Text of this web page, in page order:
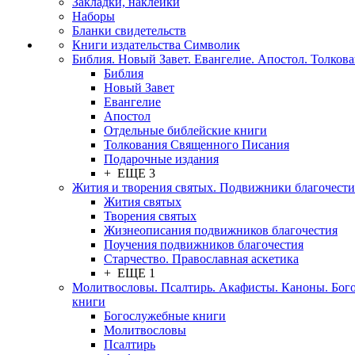
Наборы
Бланки свидетельств
Книги издательства Символик
Библия. Новый Завет. Евангелие. Апостол.
Библия
Новый Завет
Евангелие
Апостол
Отдельные библейские книги
Толкования Священного Писания
Подарочные издания
+ ЕЩЕ 3
Жития и творения святых. Подвижники
Жития святых
Творения святых
Жизнеописания подвижников благочестия
Поучения подвижников благочестия
Старчество. Православная аскетика
+ ЕЩЕ 1
Молитвословы. Псалтирь. Акафисты. Каноны.
книги
Богослужебные книги
Молитвословы
Псалтирь